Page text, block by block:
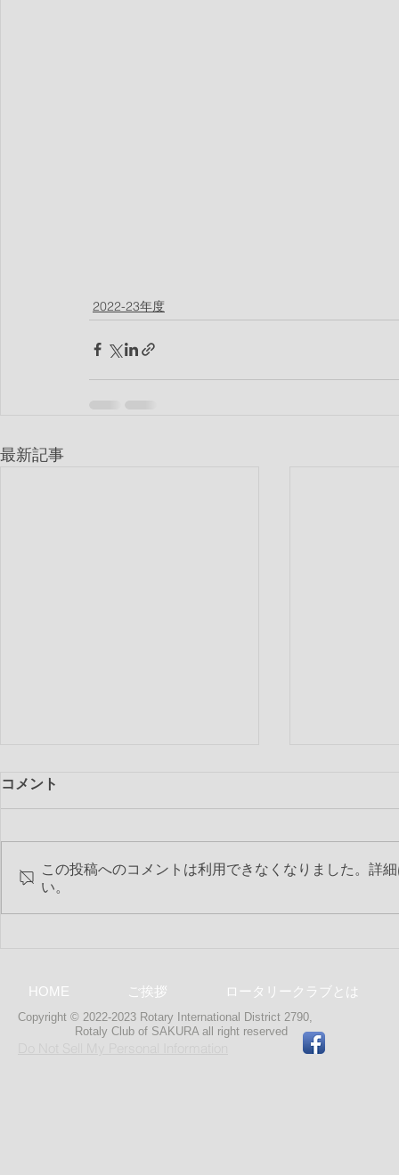
2022-23年度
最新記事
第2431回 最終夜間例会
コメント
この投稿へのコメントは利用できなくなりました。詳
い。
HOME ご挨拶 ロータリークラブとは
Copyright © 2022-2023 Rotary International District 2790,
Rotaly Club of SAKURA all right reserved